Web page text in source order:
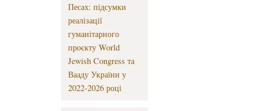
Песах: підсумки
реалізації
гуманітарного
проєкту World
Jewish Congress та
Вааду України у
2022-2026 році